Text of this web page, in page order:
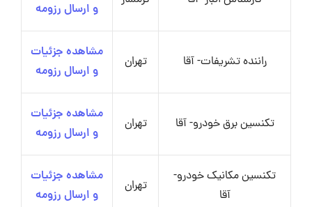
و ارسال رزومه
راننده تشریفات- آقا تهران
مشاهده جزئیات
و ارسال رزومه
تکنسین برق خودرو- آقا تهران
مشاهده جزئیات
و ارسال رزومه
تکنسین مکانیک خودرو-
آقا
تهران
مشاهده جزئیات
و ارسال رزومه